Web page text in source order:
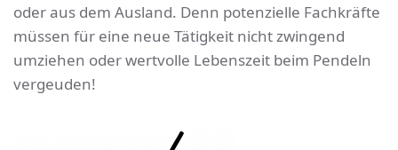
oder aus dem Ausland. Denn potenzielle Fachkräfte
müssen für eine neue Tätigkeit nicht zwingend
umziehen oder wertvolle Lebenszeit beim Pendeln
vergeuden!